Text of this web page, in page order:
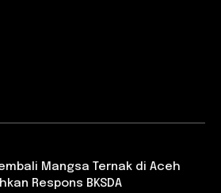
Mangsa Ternak di Aceh
Respons BKSDA